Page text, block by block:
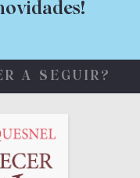
A SEGUIR?